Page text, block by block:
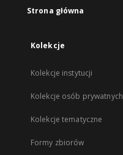
Strona główna
Kolekcje
Kolekcje instytucji
Kolekcje osób prywatnych
Kolekcje tematyczne
Formy zbiorów